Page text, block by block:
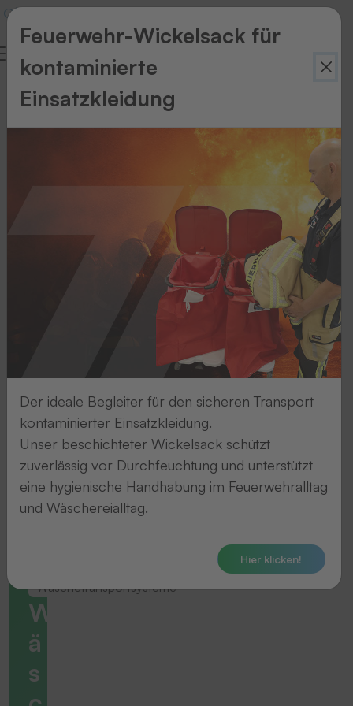
Zurück
Wäschetransportsysteme
W
ä
s
Feuerwehr-Wickelsack für
kontaminierte
Einsatzkleidung
Der ideale Begleiter für den sicheren Transport
kontaminierter Einsatzkleidung.
Unser beschichteter Wickelsack schützt
zuverlässig vor Durchfeuchtung und unterstützt
eine hygienische Handhabung im Feuerwehralltag
und Wäschereialltag.
Hier klicken!